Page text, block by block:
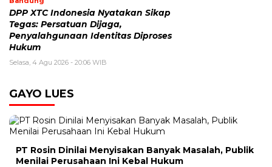
DPP XTC Indonesia Nyatakan Sikap
Tegas: Persatuan Dijaga,
Penyalahgunaan Identitas Diproses
Hukum
Selasa, 4 Agu 2026 - 20:06 WIB
GAYO LUES
PT Rosin Dinilai Menyisakan Banyak Masalah, Publik
Menilai Perusahaan Ini Kebal Hukum